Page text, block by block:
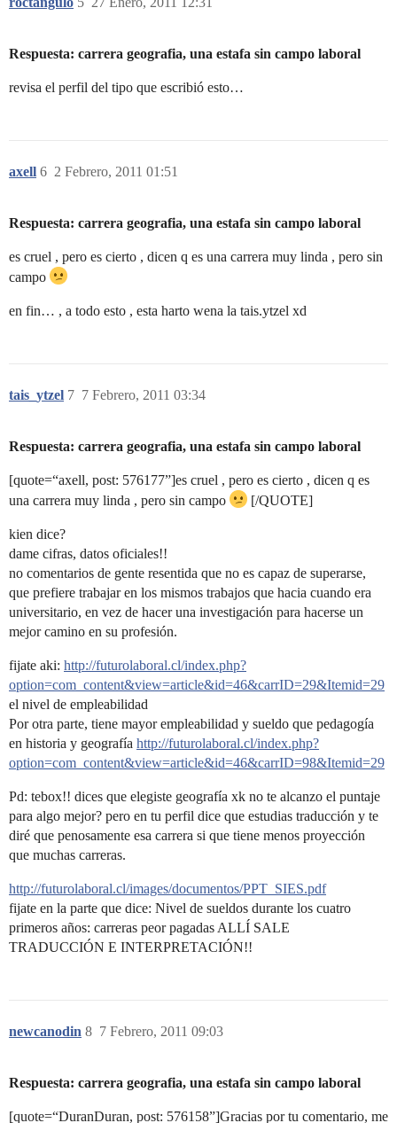
Respuesta: carrera geografia, una estafa sin campo laboral
revisa el perfil del tipo que escribió esto…
axell 2 Febrero, 2011 01:51
6
Respuesta: carrera geografia, una estafa sin campo laboral
es cruel , pero es cierto , dicen q es una carrera muy linda , pero sin
campo
en fin… , a todo esto , esta harto wena la tais.ytzel xd
tais_ytzel 7 Febrero, 2011 03:34
7
Respuesta: carrera geografia, una estafa sin campo laboral
[quote=“axell, post: 576177”]es cruel , pero es cierto , dicen q es
una carrera muy linda , pero sin campo
[/QUOTE]
kien dice?
dame cifras, datos oficiales!!
no comentarios de gente resentida que no es capaz de superarse,
que prefiere trabajar en los mismos trabajos que hacia cuando era
universitario, en vez de hacer una investigación para hacerse un
mejor camino en su profesión.
fijate aki: http://futurolaboral.cl/index.php?
option=com_content&view=article&id=46&carrID=29&Itemid=29
el nivel de empleabilidad
Por otra parte, tiene mayor empleabilidad y sueldo que pedagogía
en historia y geografía http://futurolaboral.cl/index.php?
option=com_content&view=article&id=46&carrID=98&Itemid=29
Pd: tebox!! dices que elegiste geografía xk no te alcanzo el puntaje
para algo mejor? pero en tu perfil dice que estudias traducción y te
diré que penosamente esa carrera si que tiene menos proyección
que muchas carreras.
http://futurolaboral.cl/images/documentos/PPT_SIES.pdf
fijate en la parte que dice: Nivel de sueldos durante los cuatro
primeros años: carreras peor pagadas ALLÍ SALE
TRADUCCIÓN E INTERPRETACIÓN!!
newcanodin 7 Febrero, 2011 09:03
8
Respuesta: carrera geografia, una estafa sin campo laboral
[quote=“DuranDuran, post: 576158”]Gracias por tu comentario, me